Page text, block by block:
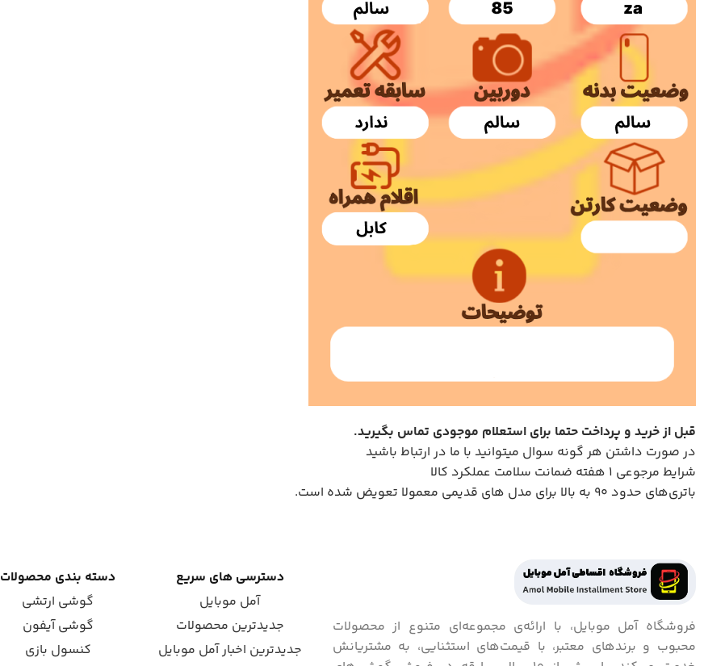
قبل از خرید و پرداخت حتما برای استعلام موجودی تماس بگیرید.
در صورت داشتن هر گونه سوال میتوانید با ما در ارتباط باشید
شرایط مرجوعی 1 هفته ضمانت سلامت عملکرد کالا
باتری‌های حدود ۹۰ به بالا برای مدل های قدیمی معمولا تعویض شده است.
فروشگاه آمل موبایل، با ارائه‌ی مجموعه‌ای متنوع از محصولات
محبوب و برندهای معتبر، با قیمت‌های استثنایی، به مشتریانش
دسترسی های سریع
آمل موبایل
جدیدترین محصولات
جدیدترین اخبار آمل موبایل
دسته بندی محصولات
گوشی ارتشی
گوشی آیفون
کنسول بازی